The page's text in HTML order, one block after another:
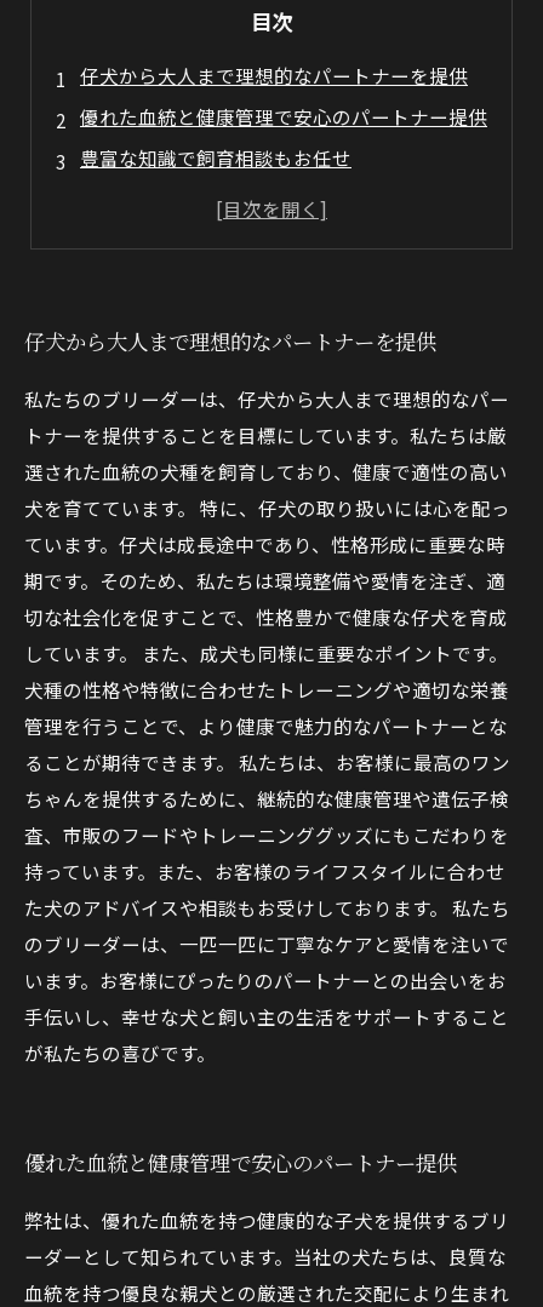
目次
仔犬から大人まで理想的なパートナーを提供
優れた血統と健康管理で安心のパートナー提供
豊富な知識で飼育相談もお任せ
可愛らしさと健康のバランスを大切に
仔犬から大人まで理想的なパートナーを提供
私たちのブリーダーは、仔犬から大人まで理想的なパー
トナーを提供することを目標にしています。私たちは厳
選された血統の犬種を飼育しており、健康で適性の高い
犬を育てています。 特に、仔犬の取り扱いには心を配っ
ています。仔犬は成長途中であり、性格形成に重要な時
期です。そのため、私たちは環境整備や愛情を注ぎ、適
切な社会化を促すことで、性格豊かで健康な仔犬を育成
しています。 また、成犬も同様に重要なポイントです。
犬種の性格や特徴に合わせたトレーニングや適切な栄養
管理を行うことで、より健康で魅力的なパートナーとな
ることが期待できます。 私たちは、お客様に最高のワン
ちゃんを提供するために、継続的な健康管理や遺伝子検
査、市販のフードやトレーニンググッズにもこだわりを
持っています。また、お客様のライフスタイルに合わせ
た犬のアドバイスや相談もお受けしております。 私たち
のブリーダーは、一匹一匹に丁寧なケアと愛情を注いで
います。お客様にぴったりのパートナーとの出会いをお
手伝いし、幸せな犬と飼い主の生活をサポートすること
が私たちの喜びです。
優れた血統と健康管理で安心のパートナー提供
弊社は、優れた血統を持つ健康的な子犬を提供するブリ
ーダーとして知られています。当社の犬たちは、良質な
血統を持つ優良な親犬との厳選された交配により生まれ